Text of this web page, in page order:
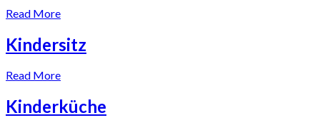
Read More
Kindersitz
Read More
Kinderküche